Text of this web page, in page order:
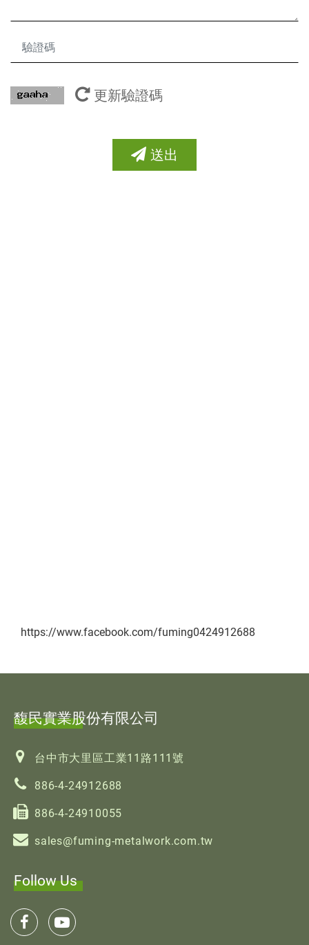
更新驗證碼
送出
https://www.facebook.com/fuming0424912688
馥民實業股份有限公司
台中市大里區工業11路111號
886-4-24912688
886-4-24910055
sales@fuming-metalwork.com.tw
Follow Us